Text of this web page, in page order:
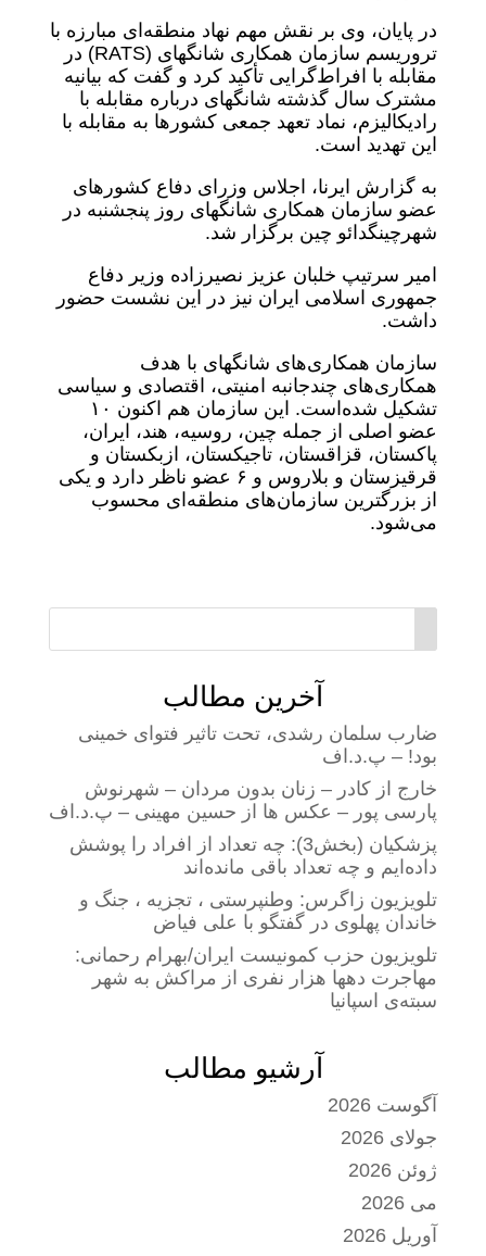
در پایان، وی بر نقش مهم نهاد منطقه‌ای مبارزه با
تروریسم سازمان همکاری شانگهای (RATS) در
مقابله با افراط‌گرایی تأکید کرد و گفت که بیانیه
مشترک سال گذشته شانگهای درباره مقابله با
رادیکالیزم، نماد تعهد جمعی کشورها به مقابله با
این تهدید است.
به گزارش ایرنا، اجلاس وزرای دفاع کشورهای
عضو سازمان همکاری شانگهای روز پنجشنبه در
شهرچینگدائو چین برگزار شد.
امیر سرتیپ خلبان عزیز نصیرزاده وزیر دفاع
جمهوری اسلامی ایران نیز در این نشست حضور
داشت.
سازمان همکاری‌های شانگهای با هدف
همکاری‌های چندجانبه امنیتی، اقتصادی و سیاسی
تشکیل شده‌است. این سازمان هم اکنون ۱۰
عضو اصلی از جمله چین، روسیه، هند، ایران،
پاکستان، قزاقستان، تاجیکستان، ازبکستان و
قرقیزستان و بلاروس و ۶ عضو ناظر دارد و یکی
از بزرگترین سازمان‌های منطقه‌ای محسوب
می‌شود.
آخرین مطالب
ضارب سلمان رشدی، تحت تاثیر فتوای خمینی
بود! – پ.د.اف
خارج از کادر – زنان بدون مردان – شهرنوش
پارسی پور – عکس ها از حسین مهینی – پ.د.اف
پزشکیان (بخش3): چه تعداد از افراد را پوشش
داده‌ایم و چه تعداد باقی مانده‌اند
تلویزیون زاگرس: وطنپرستی ، تجزیه ، جنگ و
خاندان پهلوی در گفتگو با علی فیاض
تلویزیون حزب کمونیست ایران/بهرام رحمانی:
مهاجرت دهها هزار نفری از مراکش به شهر
سبته‌ی اسپانیا
آرشیو مطالب
آگوست 2026
جولای 2026
ژوئن 2026
می 2026
آوریل 2026